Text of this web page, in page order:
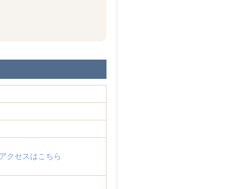
アクセスはこちら